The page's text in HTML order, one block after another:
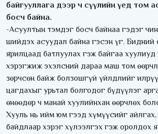
байгууллага дээр ч сүүлийн үед том
босч байна.
-Асуултын тэмдэг босч байнаа гэдэг
шийдэх асуудал байна гэсэн үг. Бидний
ярилцаад батлуулах гэж байгаа хуулиуд
хэрэгжиж эхэлсний дараа маш том
зөрчсөн байж болзошгүй үйлдлийг
цагдахыг урьтал болгодог бүдүүлэг
өнөөдөр ч манай хуулийнхан өөрчлөх
Хууль нь ийм юм гээд хүмүүсийг айлгах,
байдлаар хэрэг хүлээлгэх гэж оролдох